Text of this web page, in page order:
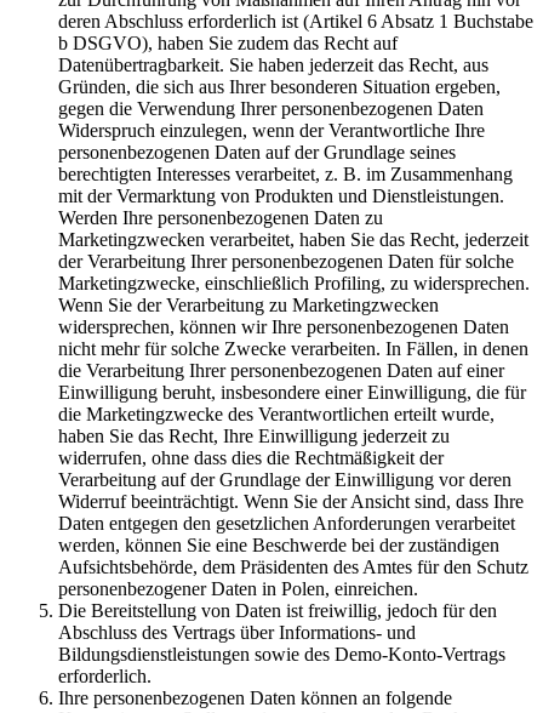
deren Abschluss erforderlich ist (Artikel 6 Absatz 1 Buchstabe
b DSGVO), haben Sie zudem das Recht auf
Datenübertragbarkeit. Sie haben jederzeit das Recht, aus
Gründen, die sich aus Ihrer besonderen Situation ergeben,
gegen die Verwendung Ihrer personenbezogenen Daten
Widerspruch einzulegen, wenn der Verantwortliche Ihre
personenbezogenen Daten auf der Grundlage seines
berechtigten Interesses verarbeitet, z. B. im Zusammenhang
mit der Vermarktung von Produkten und Dienstleistungen.
Werden Ihre personenbezogenen Daten zu
Marketingzwecken verarbeitet, haben Sie das Recht, jederzeit
der Verarbeitung Ihrer personenbezogenen Daten für solche
Marketingzwecke, einschließlich Profiling, zu widersprechen.
Wenn Sie der Verarbeitung zu Marketingzwecken
widersprechen, können wir Ihre personenbezogenen Daten
nicht mehr für solche Zwecke verarbeiten. In Fällen, in denen
die Verarbeitung Ihrer personenbezogenen Daten auf einer
Einwilligung beruht, insbesondere einer Einwilligung, die für
die Marketingzwecke des Verantwortlichen erteilt wurde,
haben Sie das Recht, Ihre Einwilligung jederzeit zu
widerrufen, ohne dass dies die Rechtmäßigkeit der
Verarbeitung auf der Grundlage der Einwilligung vor deren
Widerruf beeinträchtigt. Wenn Sie der Ansicht sind, dass Ihre
Daten entgegen den gesetzlichen Anforderungen verarbeitet
werden, können Sie eine Beschwerde bei der zuständigen
Aufsichtsbehörde, dem Präsidenten des Amtes für den Schutz
personenbezogener Daten in Polen, einreichen.
Die Bereitstellung von Daten ist freiwillig, jedoch für den
Abschluss des Vertrags über Informations- und
Bildungsdienstleistungen sowie des Demo-Konto-Vertrags
erforderlich.
Ihre personenbezogenen Daten können an folgende